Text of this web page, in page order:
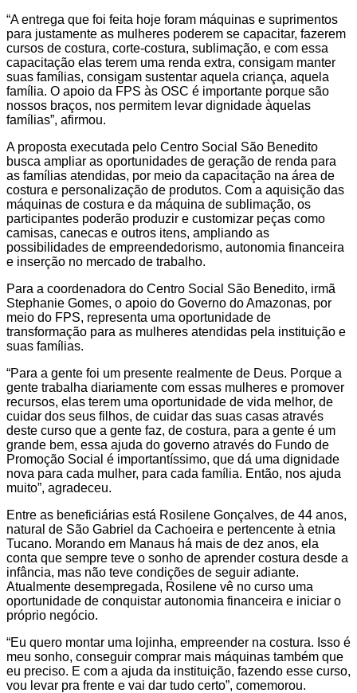
“A entrega que foi feita hoje foram máquinas e suprimentos
para justamente as mulheres poderem se capacitar, fazerem
cursos de costura, corte-costura, sublimação, e com essa
capacitação elas terem uma renda extra, consigam manter
suas famílias, consigam sustentar aquela criança, aquela
família. O apoio da FPS às OSC é importante porque são
nossos braços, nos permitem levar dignidade àquelas
famílias”, afirmou.
A proposta executada pelo Centro Social São Benedito
busca ampliar as oportunidades de geração de renda para
as famílias atendidas, por meio da capacitação na área de
costura e personalização de produtos. Com a aquisição das
máquinas de costura e da máquina de sublimação, os
participantes poderão produzir e customizar peças como
camisas, canecas e outros itens, ampliando as
possibilidades de empreendedorismo, autonomia financeira
e inserção no mercado de trabalho.
Para a coordenadora do Centro Social São Benedito, irmã
Stephanie Gomes, o apoio do Governo do Amazonas, por
meio do FPS, representa uma oportunidade de
transformação para as mulheres atendidas pela instituição e
suas famílias.
“Para a gente foi um presente realmente de Deus. Porque a
gente trabalha diariamente com essas mulheres e promover
recursos, elas terem uma oportunidade de vida melhor, de
cuidar dos seus filhos, de cuidar das suas casas através
deste curso que a gente faz, de costura, para a gente é um
grande bem, essa ajuda do governo através do Fundo de
Promoção Social é importantíssimo, que dá uma dignidade
nova para cada mulher, para cada família. Então, nos ajuda
muito”, agradeceu.
Entre as beneficiárias está Rosilene Gonçalves, de 44 anos,
natural de São Gabriel da Cachoeira e pertencente à etnia
Tucano. Morando em Manaus há mais de dez anos, ela
conta que sempre teve o sonho de aprender costura desde a
infância, mas não teve condições de seguir adiante.
Atualmente desempregada, Rosilene vê no curso uma
oportunidade de conquistar autonomia financeira e iniciar o
próprio negócio.
“Eu quero montar uma lojinha, empreender na costura. Isso é
meu sonho, conseguir comprar mais máquinas também que
eu preciso. E com a ajuda da instituição, fazendo esse curso,
vou levar pra frente e vai dar tudo certo”, comemorou.